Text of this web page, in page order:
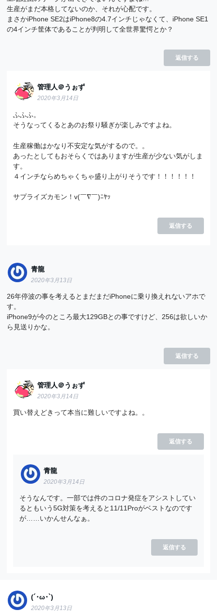
生産がまだ本格してないのか、それが心配です。
まさかiPhone SE2はiPhone8の4.7インチじゃなくて、iPhone SE1
の4インチ筐体であることが判明して全世界驚愕とか？
返信する
管理人＠うぉず
2020年3月14日
ふふふ。
そうなってくるとあのお祭り騒ぎが楽しみですよね。
生産稼働はかなり不安定な気がするので。。
あったとしてもおそらくではありますが生産が少ない気がしま
す。
４インチならめちゃくちゃ盛り上がりそうです！！！！！！
サプライズカモン！v(￣∇￣)ﾆﾔｯ
返信する
青龍
2020年3月13日
26年停波の事を考えるとまだまだiPhoneに乗り換えれないアホで
す。
iPhone9が今のところ最大129GBとの事ですけど、256は欲しいか
ら見送りかな。
返信する
管理人＠うぉず
2020年3月14日
買い替えどきって本当に難しいですよね。。
返信する
青龍
2020年3月14日
そうなんです。一部では件のコロナ発症をアシストしてい
るともいう5G対策を考えると11/11Proがベストなのです
が……いかんせんなぁ。
返信する
(´･ω･`)
2020年3月13日